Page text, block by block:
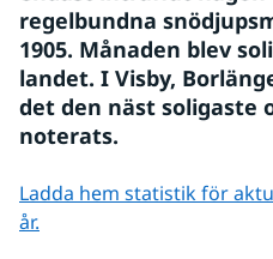
regelbundna
1905. Månaden blev
landet. I Visby,
det den näst soligaste
noterats.
Ladda hem statistik för
år.